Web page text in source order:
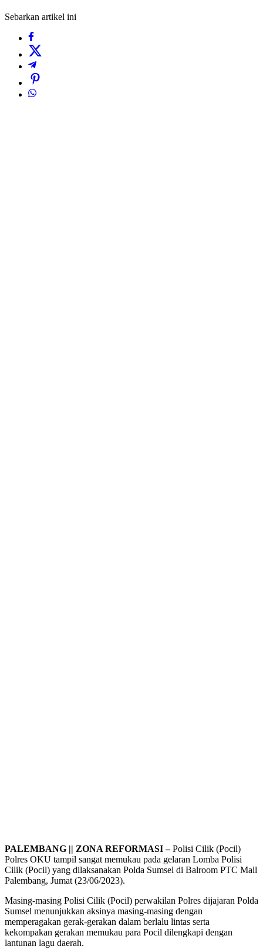
Sebarkan artikel ini
PALEMBANG || ZONA REFORMASI –Polisi Cilik (Pocil)
Polres OKU tampil sangat memukau pada gelaran Lomba Polisi
Cilik (Pocil) yang dilaksanakan Polda Sumsel di Balroom PTC Mall
Palembang, Jumat (23/06/2023).
Masing-masing Polisi Cilik (Pocil) perwakilan Polres dijajaran Polda
Sumsel menunjukkan aksinya masing-masing dengan
memperagakan gerak-gerakan dalam berlalu lintas serta
kekompakan gerakan memukau para Pocil dilengkapi dengan
lantunan lagu daerah.